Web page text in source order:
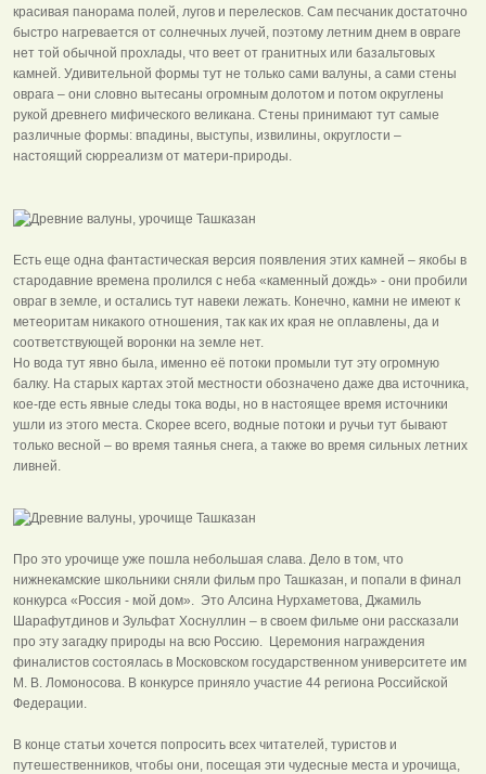
красивая панорама полей, лугов и перелесков. Сам песчаник достаточно
быстро нагревается от солнечных лучей, поэтому летним днем в овраге
нет той обычной прохлады, что веет от гранитных или базальтовых
камней. Удивительной формы тут не только сами валуны, а сами стены
оврага – они словно вытесаны огромным долотом и потом округлены
рукой древнего мифического великана. Стены принимают тут самые
различные формы: впадины, выступы, извилины, округлости –
настоящий сюрреализм от матери-природы.
Есть еще одна фантастическая версия появления этих камней – якобы в
стародавние времена пролился с неба «каменный дождь» - они пробили
овраг в земле, и остались тут навеки лежать. Конечно, камни не имеют к
метеоритам никакого отношения, так как их края не оплавлены, да и
соответствующей воронки на земле нет.
Но вода тут явно была, именно её потоки промыли тут эту огромную
балку. На старых картах этой местности обозначено даже два источника,
кое-где есть явные следы тока воды, но в настоящее время источники
ушли из этого места. Скорее всего, водные потоки и ручьи тут бывают
только весной – во время таянья снега, а также во время сильных летних
ливней.
Про это урочище уже пошла небольшая слава. Дело в том, что
нижнекамские школьники сняли фильм про Ташказан, и попали в финал
конкурса «Россия - мой дом». Это Алсина Нурхаметова, Джамиль
Шарафутдинов и Зульфат Хоснуллин – в своем фильме они рассказали
про эту загадку природы на всю Россию. Церемония награждения
финалистов состоялась в Московском государственном университете им
М. В. Ломоносова. В конкурсе приняло участие 44 региона Российской
Федерации.
В конце статьи хочется попросить всех читателей, туристов и
путешественников, чтобы они, посещая эти чудесные места и урочища,